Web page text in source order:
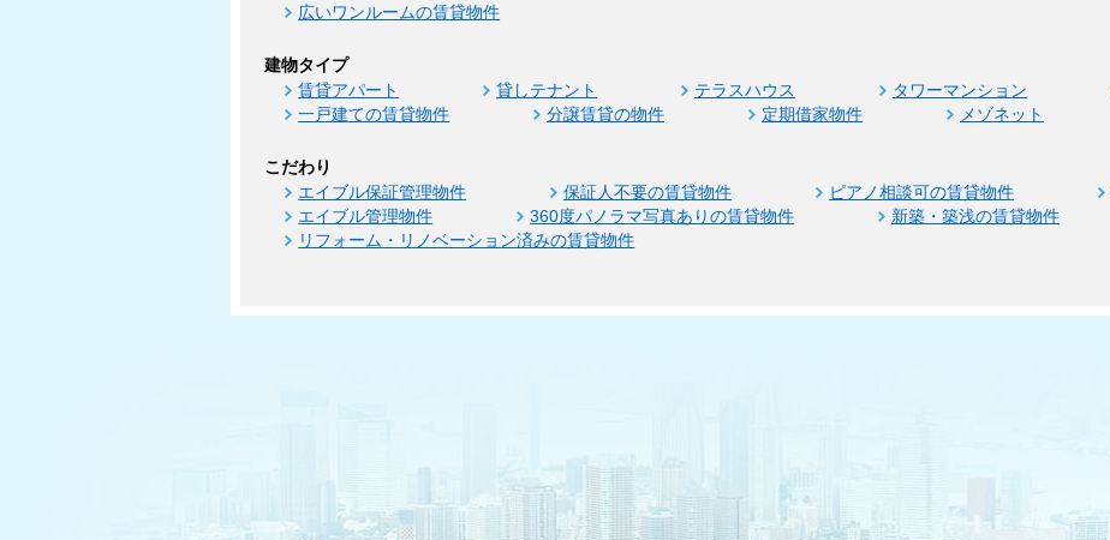
広いワンルームの賃貸物件
建物タイプ
賃貸アパート 貸しテナント テラスハウス タワーマンション
一戸建ての賃貸物件
分譲賃貸の物件 定期借家物件 メゾネット
こだわり
エイブル保証管理物件 保証人不要の賃貸物件 ピアノ相談可の賃貸物件
エイブル管理物件
360度パノラマ写真ありの賃貸物件
新築・築浅の賃貸物件
リフォーム・リノベーション済みの賃貸物件